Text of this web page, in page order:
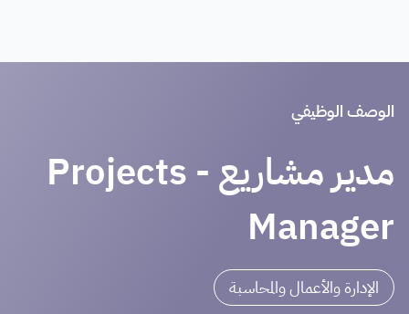
الوصف الوظيفي
مدير مشاريع - Projects
Manager
الإدارة والأعمال والمحاسبة